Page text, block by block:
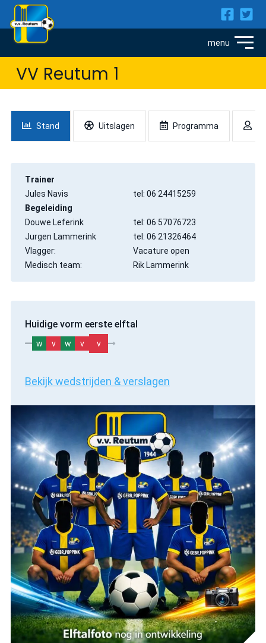
VV Reutum 1
Stand Uitslagen Programma
Trainer
Jules Navis
tel: 06 24415259
Begeleiding
Douwe Leferink
tel: 06 57076723
Jurgen Lammerink
tel: 06 21326464
Vlagger:
Vacature open
Medisch team:
Rik Lammerink
Huidige vorm eerste elftal
v
v
w
v
w
Bekijk wedstrijden & verslagen